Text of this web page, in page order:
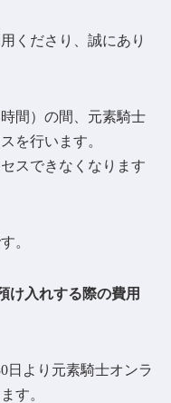
くださり、誠にあり
時間）の間、元素騎士
を行います。
スできなくなります
。
け入れする際の費用
日より元素騎士オンラ
す。